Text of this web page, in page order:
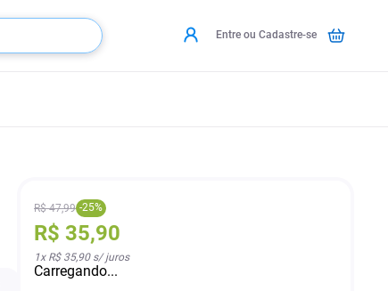
Entre ou Cadastre-se
R$ 47,99 -25%
R$ 35,90
1x R$ 35,90s/ juros
Carregando...